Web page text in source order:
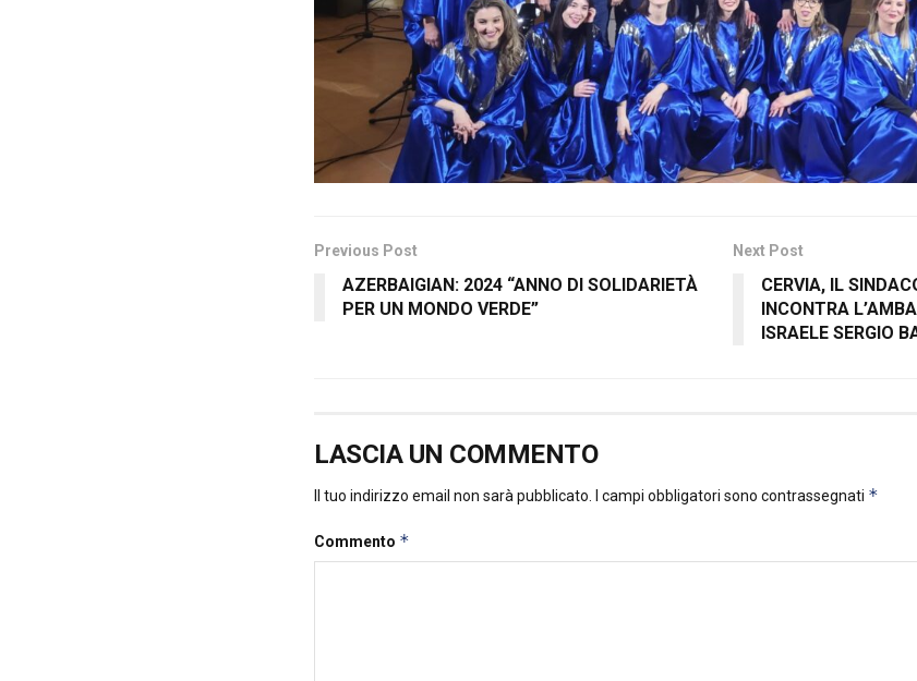
Previous Post
AZERBAIGIAN: 2024 “ANNO DI SOLIDARIETÀ
PER UN MONDO VERDE”
Next Post
CERVIA, IL
INCONTRA
ISRAELE SERGIO
LASCIA UN COMMENTO
Il tuo indirizzo email non sarà pubblicato. I campi obbligatori sono contrassegnati *
Commento *